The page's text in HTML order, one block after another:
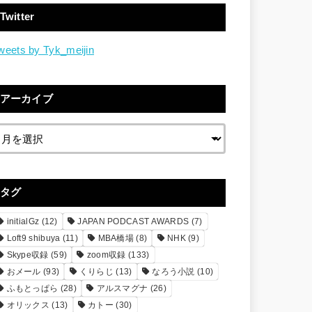
Twitter
by Tyk_meijin
アーカイブ
タグ
initialGz (12) JAPAN PODCAST AWARDS (7)
Loft9 shibuya (11) MBA橋場 (8) NHK (9)
Skype収録 (59) zoom収録 (133)
おメール (93) くりらじ (13) なろう小説 (10)
ふもとっぱら (28) アルスマグナ (26)
オリックス (13) カトー (30)